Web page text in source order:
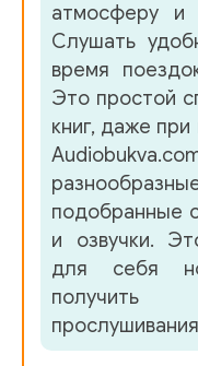
атмосферу и
Слушать
время
Это простой
книг, даже
подобранные
и озвучки.
для себя
получить